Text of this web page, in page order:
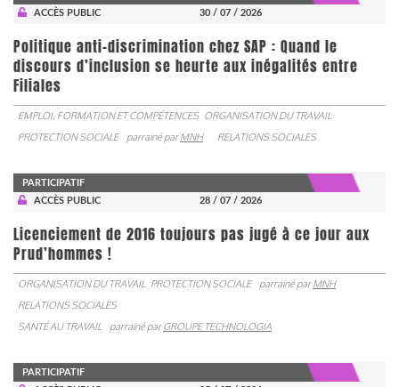
ACCÈS PUBLIC 30 / 07 / 2026
Politique anti-discrimination chez SAP : Quand le
discours d’inclusion se heurte aux inégalités entre
Filiales
EMPLOI, FORMATION ET COMPÉTENCES ORGANISATION DU TRAVAIL
PROTECTION SOCIALE
parrainé parMNH RELATIONS SOCIALES
PARTICIPATIF
ACCÈS PUBLIC
28 / 07 / 2026
Licenciement de 2016 toujours pas jugé à ce jour aux
Prud’hommes !
ORGANISATION DU TRAVAIL PROTECTION SOCIALE parrainé parMNH
RELATIONS SOCIALES
SANTÉ AU TRAVAIL
parrainé parGROUPE TECHNOLOGIA
PARTICIPATIF